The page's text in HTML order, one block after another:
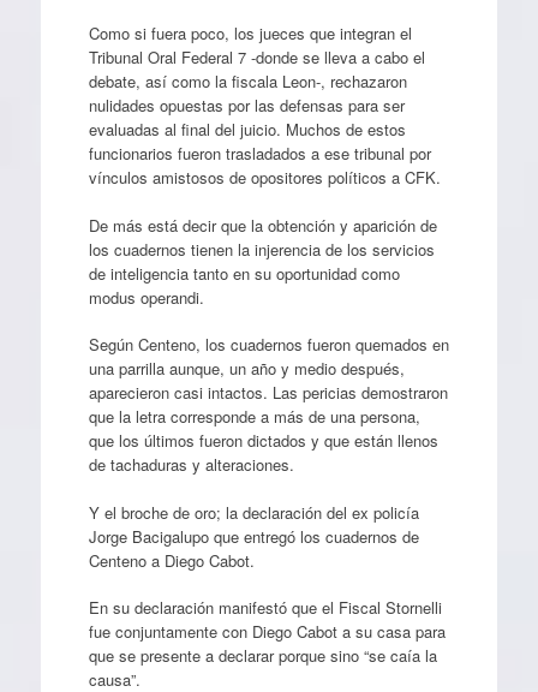
Como si fuera poco, los jueces que integran el
Tribunal Oral Federal 7 -donde se lleva a cabo el
debate, así como la fiscala Leon-, rechazaron
nulidades opuestas por las defensas para ser
evaluadas al final del juicio. Muchos de estos
funcionarios fueron trasladados a ese tribunal por
vínculos amistosos de opositores políticos a CFK.
De más está decir que la obtención y aparición de
los cuadernos tienen la injerencia de los servicios
de inteligencia tanto en su oportunidad como
modus operandi.
Según Centeno, los cuadernos fueron quemados en
una parrilla aunque, un año y medio después,
aparecieron casi intactos. Las pericias demostraron
que la letra corresponde a más de una persona,
que los últimos fueron dictados y que están llenos
de tachaduras y alteraciones.
Y el broche de oro; la declaración del ex policía
Jorge Bacigalupo que entregó los cuadernos de
Centeno a Diego Cabot.
En su declaración manifestó que el Fiscal Stornelli
fue conjuntamente con Diego Cabot a su casa para
que se presente a declarar porque sino “se caía la
causa”.